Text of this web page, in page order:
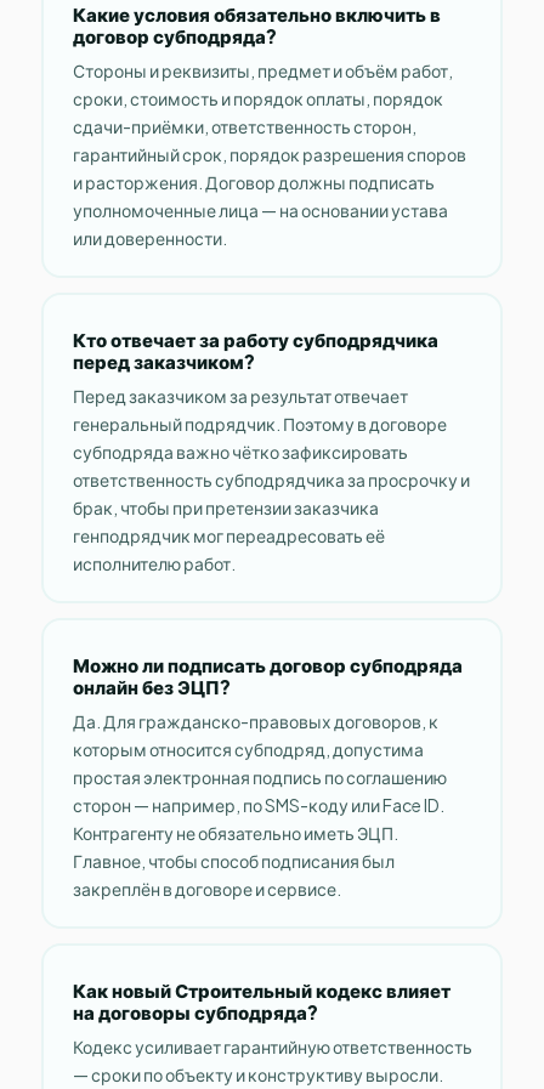
Какие условия обязательно включить в
договор субподряда?
Стороны и реквизиты, предмет и объём работ,
сроки, стоимость и порядок оплаты, порядок
сдачи-приёмки, ответственность сторон,
гарантийный срок, порядок разрешения споров
и расторжения. Договор должны подписать
уполномоченные лица — на основании устава
или доверенности.
Кто отвечает за работу субподрядчика
перед заказчиком?
Перед заказчиком за результат отвечает
генеральный подрядчик. Поэтому в договоре
субподряда важно чётко зафиксировать
ответственность субподрядчика за просрочку и
брак, чтобы при претензии заказчика
генподрядчик мог переадресовать её
исполнителю работ.
Можно ли подписать договор субподряда
онлайн без ЭЦП?
Да. Для гражданско-правовых договоров, к
которым относится субподряд, допустима
простая электронная подпись по соглашению
сторон — например, по SMS-коду или Face ID.
Контрагенту не обязательно иметь ЭЦП.
Главное, чтобы способ подписания был
закреплён в договоре и сервисе.
Как новый Строительный кодекс влияет
на договоры субподряда?
Кодекс усиливает гарантийную ответственность
— сроки по объекту и конструктиву выросли.